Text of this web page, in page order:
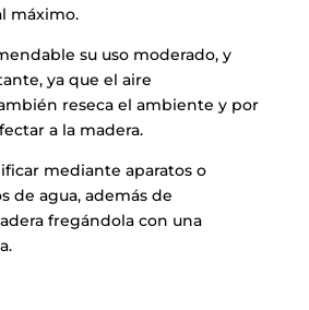
máximo.
su uso moderado, y
ya que el aire
reseca el ambiente y por
a la madera.
mediante aparatos o
de agua, además de
fregándola con una